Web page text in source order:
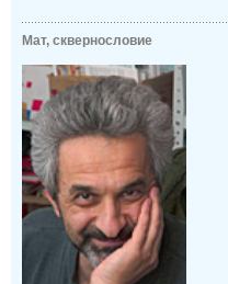
Мат, сквернословие